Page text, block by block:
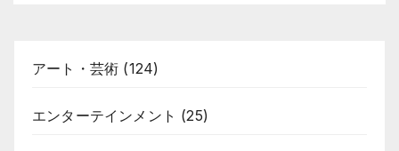
アート・芸術 (124)
エンターテインメント (25)